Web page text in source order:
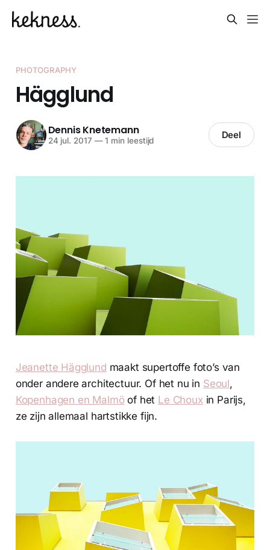
PHOTOGRAPHY
Hägglund
Dennis Knetemann
24 jul. 2017 —1 min leestijd Deel
Jeanette Hägglund maakt supertoffe foto’s van
onder andere architectuur. Of het nu in Seoul,
Kopenhagen en Malmöof het Le Chouxin Parijs,
ze zijn allemaal hartstikke fijn.